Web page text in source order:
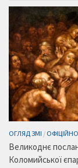
ОГЛЯД ЗМІ / ОФІЦІЙНО
Великоднє
Коломийської